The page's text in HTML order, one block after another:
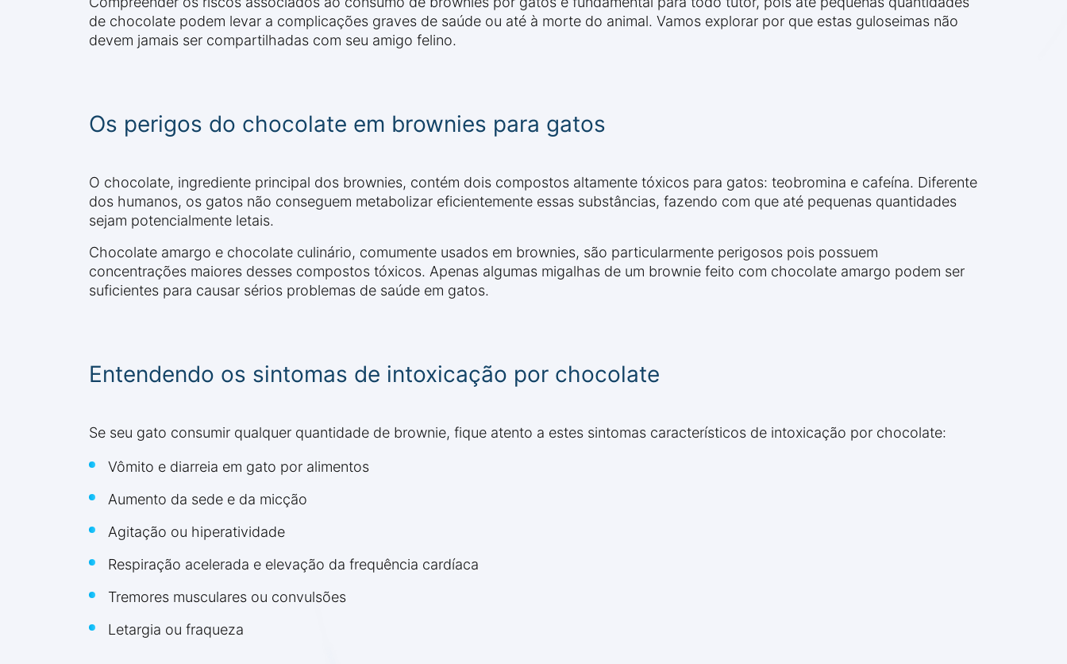
de chocolate podem levar a complicações graves de saúde ou até à morte do animal. Vamos explorar por que estas guloseimas não
devem jamais ser compartilhadas com seu amigo felino.
Os perigos do chocolate em brownies para gatos
O chocolate, ingrediente principal dos brownies, contém dois compostos altamente tóxicos para gatos: teobromina e cafeína. Diferente
dos humanos, os gatos não conseguem metabolizar eficientemente essas substâncias, fazendo com que até pequenas quantidades
sejam potencialmente letais.
Chocolate amargo e chocolate culinário, comumente usados em brownies, são particularmente perigosos pois possuem
concentrações maiores desses compostos tóxicos. Apenas algumas migalhas de um brownie feito com chocolate amargo podem ser
suficientes para causar sérios problemas de saúde em gatos.
Entendendo os sintomas de intoxicação por chocolate
Se seu gato consumir qualquer quantidade de brownie, fique atento a estes sintomas característicos de intoxicação por chocolate:
Vômito e diarreia em gato por alimentos
Aumento da sede e da micção
Agitação ou hiperatividade
Respiração acelerada e elevação da frequência cardíaca
Tremores musculares ou convulsões
Letargia ou fraqueza